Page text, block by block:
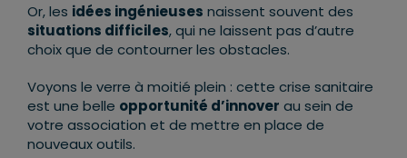
Or, les idées ingénieuses naissent souvent des
situations difficiles, qui ne laissent pas d’autre
choix que de contourner les obstacles.
Voyons le verre à moitié plein : cette crise sanitaire
est une belle opportunité d’innover au sein de
votre association et de mettre en place de
nouveaux outils.